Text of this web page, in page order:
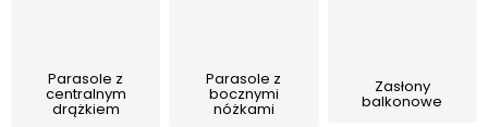
Produkty gastronomiczne
Parasole z
centralnym
drążkiem
Parasole z
bocznymi
nóżkami
Zasłony
balkonowe